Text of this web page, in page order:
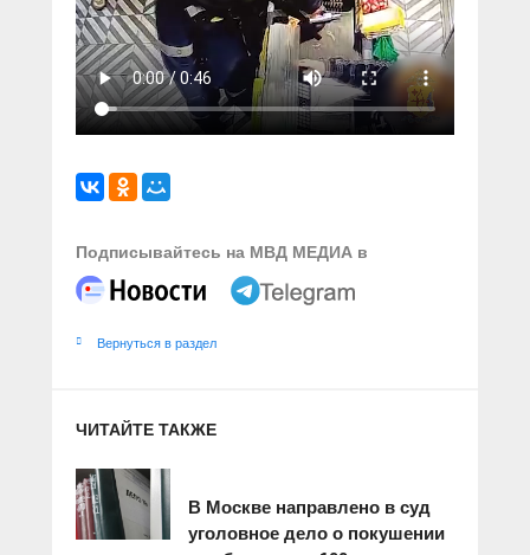
Подписывайтесь на МВД МЕДИА в
Вернуться в раздел
ЧИТАЙТЕ ТАКЖЕ
В Москве направлено в суд
уголовное дело о покушении